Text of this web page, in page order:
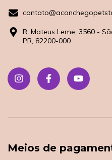
R. Mateus Leme, 3560 -
PR, 82200-000
Meios de